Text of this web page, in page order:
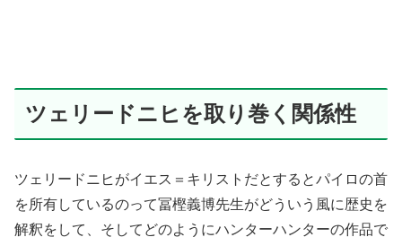
ツェリードニヒを取り巻く関係性
ツェリードニヒがイエス＝キリストだとするとパイロの首
を所有しているのって冨樫義博先生がどういう風に歴史を
解釈をして、そしてどのようにハンターハンターの作品で